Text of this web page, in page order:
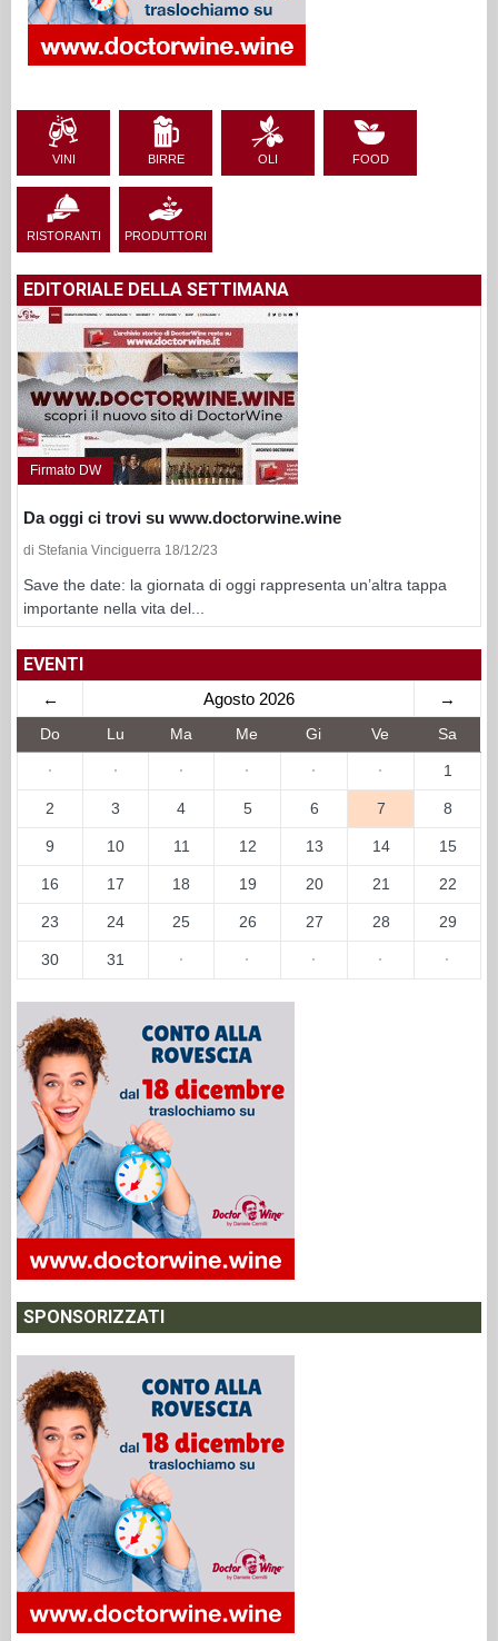
VINI BIRRE OLI FOOD
RISTORANTI PRODUTTORI
EDITORIALE DELLA SETTIMANA
Firmato DW
Da oggi ci trovi su www.doctorwine.wine
di Stefania Vinciguerra 18/12/23
Save the date: la giornata di oggi rappresenta un’altra tappa
importante nella vita del...
EVENTI
← Agosto 2026 →
Do Lu Ma Me Gi Ve Sa
· · · · · · 1
2 3 4 5 6 7 8
9 10 11 12 13 14 15
16 17 18 19 20 21 22
23 24 25 26 27 28 29
30 31 · · · · ·
SPONSORIZZATI